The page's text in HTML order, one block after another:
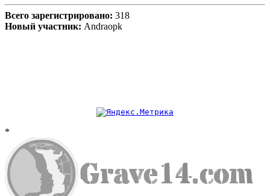
Всего зарегистрировано: 318
Новый участник: Andraopk
*